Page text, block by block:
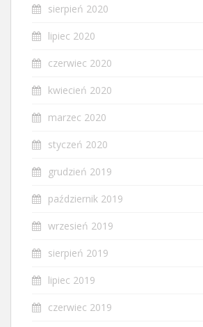
sierpień 2020
lipiec 2020
czerwiec 2020
kwiecień 2020
marzec 2020
styczeń 2020
grudzień 2019
październik 2019
wrzesień 2019
sierpień 2019
lipiec 2019
czerwiec 2019